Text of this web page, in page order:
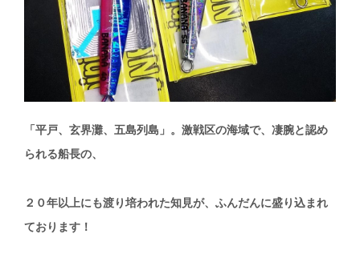
「平戸、玄界灘、五島列島」。激戦区の海域で、凄腕と認め
られる船長の、
２０年以上にも渡り培われた知見が、ふんだんに盛り込まれ
ております！